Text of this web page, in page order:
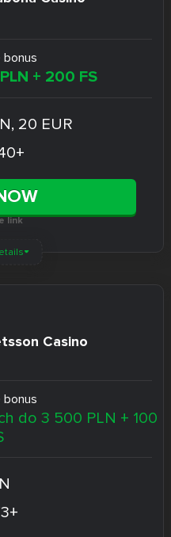
bonus
+ 200 FS
20 EUR
link
Casino
bonus
do 3 500 PLN + 100